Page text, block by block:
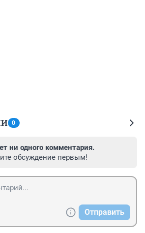
0
ни одного комментария.
обсуждение первым!
Отправить